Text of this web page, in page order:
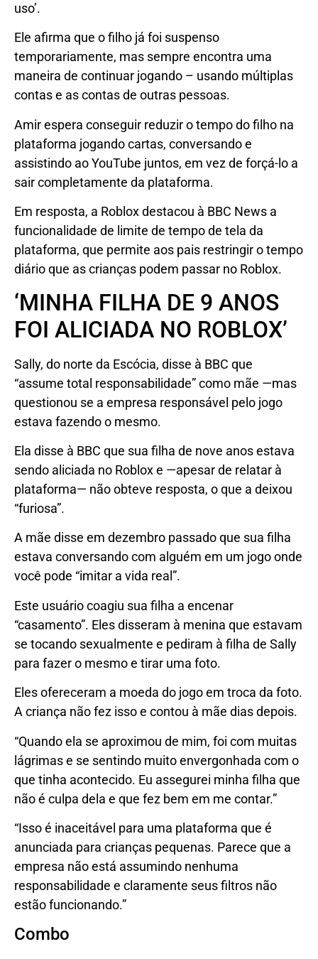
uso’.
Ele afirma que o filho já foi suspenso
temporariamente, mas sempre encontra uma
maneira de continuar jogando – usando múltiplas
contas e as contas de outras pessoas.
Amir espera conseguir reduzir o tempo do filho na
plataforma jogando cartas, conversando e
assistindo ao YouTube juntos, em vez de forçá-lo a
sair completamente da plataforma.
Em resposta, a Roblox destacou à BBC News a
funcionalidade de limite de tempo de tela da
plataforma, que permite aos pais restringir o tempo
diário que as crianças podem passar no Roblox.
‘MINHA FILHA DE 9 ANOS
FOI ALICIADA NO ROBLOX’
Sally, do norte da Escócia, disse à BBC que
“assume total responsabilidade” como mãe —mas
questionou se a empresa responsável pelo jogo
estava fazendo o mesmo.
Ela disse à BBC que sua filha de nove anos estava
sendo aliciada no Roblox e —apesar de relatar à
plataforma— não obteve resposta, o que a deixou
“furiosa”.
A mãe disse em dezembro passado que sua filha
estava conversando com alguém em um jogo onde
você pode “imitar a vida real”.
Este usuário coagiu sua filha a encenar
“casamento”. Eles disseram à menina que estavam
se tocando sexualmente e pediram à filha de Sally
para fazer o mesmo e tirar uma foto.
Eles ofereceram a moeda do jogo em troca da foto.
A criança não fez isso e contou à mãe dias depois.
“Quando ela se aproximou de mim, foi com muitas
lágrimas e se sentindo muito envergonhada com o
que tinha acontecido. Eu assegurei minha filha que
não é culpa dela e que fez bem em me contar.”
“Isso é inaceitável para uma plataforma que é
anunciada para crianças pequenas. Parece que a
empresa não está assumindo nenhuma
responsabilidade e claramente seus filtros não
estão funcionando.”
Combo